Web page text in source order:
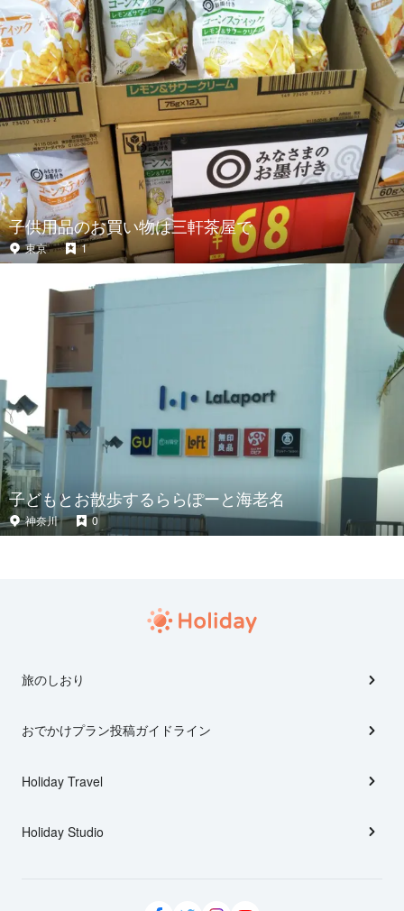
子供用品のお買い物は三軒茶屋で
東京 1
子どもとお散歩するららぽーと海老名
神奈川 0
旅のしおり
おでかけプラン投稿ガイドライン
Holiday Travel
Holiday Studio